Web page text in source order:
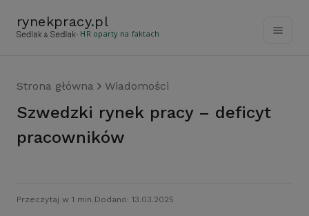
rynekpracy.pl
- HR oparty na faktach
Strona główna Wiadomości
Szwedzki rynek pracy – deficyt
pracowników
Przeczytaj w 1 min. Dodano: 13.03.2025